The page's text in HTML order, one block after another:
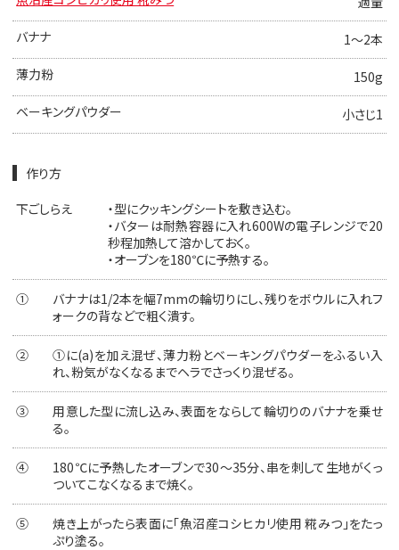
バナナ
1～2本
薄力粉
150g
ベーキングパウダー
小さじ1
作り方
下ごしらえ
・型にクッキングシートを敷き込む。
・バターは耐熱容器に入れ600Wの電子レンジで20
秒程加熱して溶かしておく。
・オーブンを180℃に予熱する。
①
バナナは1/2本を幅7mmの輪切りにし、残りをボウルに入れフ
ォークの背などで粗く潰す。
②
①に(a)を加え混ぜ、薄力粉とベーキングパウダーをふるい入
れ、粉気がなくなるまでヘラでさっくり混ぜる。
③
用意した型に流し込み、表面をならして輪切りのバナナを乗せ
る。
④
180℃に予熱したオーブンで30～35分、串を刺して生地がくっ
ついてこなくなるまで焼く。
⑤
焼き上がったら表面に「魚沼産コシヒカリ使用 糀みつ」をたっ
ぷり塗る。